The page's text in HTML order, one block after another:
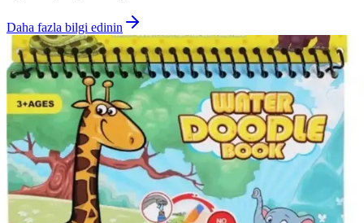
Daha fazla bilgi edinin